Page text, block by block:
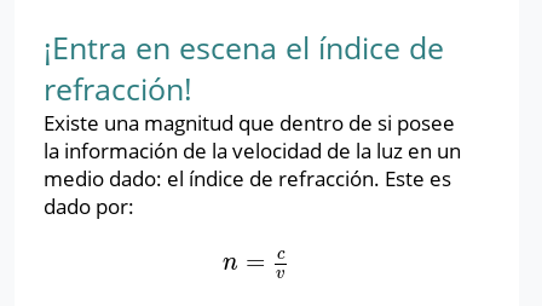
¡Entra en escena el índice de
refracción!
Existe una magnitud que dentro de si posee
la información de la velocidad de la luz en un
medio dado: el índice de refracción. Este es
dado por:
n =
c
v
n= cv